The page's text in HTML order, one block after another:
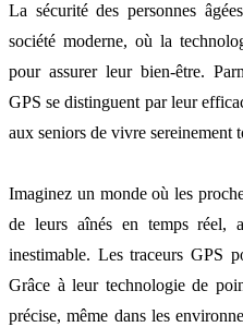
La sécurité des personnes
société moderne, où la
pour assurer leur bien-être.
GPS se distinguent par leur
aux seniors de vivre sereinement
Imaginez un monde où les
de leurs aînés en temps réel,
inestimable. Les traceurs GPS
Grâce à leur technologie de
précise, même dans les